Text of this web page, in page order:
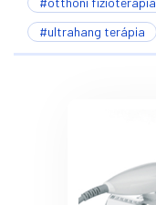
#ultrahang terápia